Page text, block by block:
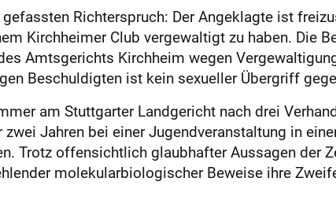
Richterspruch: Der Angeklagte ist
Kirchheimer Club vergewaltigt zu haben. Die
Amtsgerichts Kirchheim wegen
Beschuldigten ist kein sexueller Übergriff
am Stuttgarter Landgericht nach drei
Jahren bei einer Jugendveranstaltung in
Trotz offensichtlich glaubhafter Aussagen der
molekularbiologischer Beweise ihre